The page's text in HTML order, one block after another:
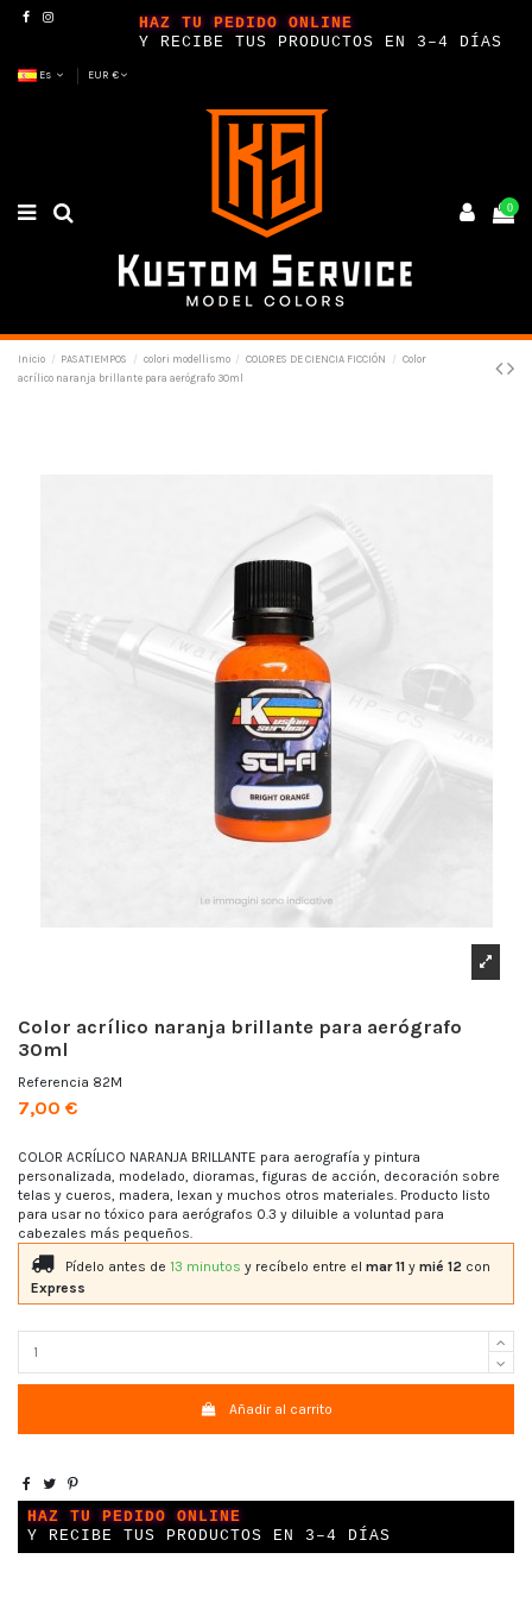
HAZ TU PEDIDO ONLINE
Y RECIBE TUS PRODUCTOS EN 3–4 DÍAS
Es EUR €
0
Inicio PASATIEMPOS colori modellismo COLORES DE CIENCIA FICCIÓN
Color
acrílico naranja brillante para aerógrafo 30ml
Color acrílico naranja brillante para aerógrafo
30ml
Referencia 82M
7,00 €
COLOR ACRÍLICO NARANJA BRILLANTE para aerografía y pintura
personalizada, modelado, dioramas, figuras de acción, decoración sobre
telas y cueros, madera, lexan y muchos otros materiales. Producto listo
para usar no tóxico para aerógrafos 0.3 y diluible a voluntad para
cabezales más pequeños.
Pídelo antes de 13 minutos y recíbelo entre el mar 11 y mié 12 con
Express
Añadir al carrito
HAZ TU PEDIDO ONLINE
Y RECIBE TUS PRODUCTOS EN 3–4 DÍAS